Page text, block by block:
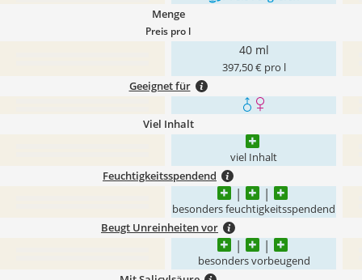
Menge
Preis pro l
40 ml
397,50 € pro l
Geeignet für
Viel Inhalt
viel Inhalt
Feuchtigkeitsspendend
besonders feuchtigkeitsspendend
Beugt Unreinheiten vor
besonders vorbeugend